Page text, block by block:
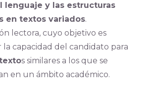
lenguaje y las estructuras
en textos variados.
lectora, cuyo objetivo es
capacidad del candidato para
s similares a los que se
en un ámbito académico.